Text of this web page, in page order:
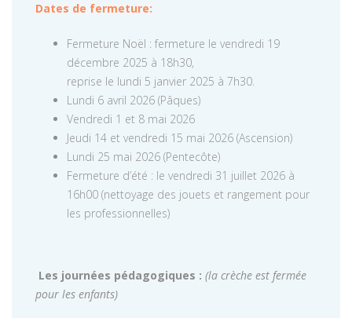
Dates de fermeture:
Fermeture Noël : fermeture le vendredi 19
décembre 2025 à 18h30,
reprise le lundi 5 janvier 2025 à 7h30.
Lundi 6 avril 2026 (Pâques)
Vendredi 1 et 8 mai 2026
Jeudi 14 et vendredi 15 mai 2026 (Ascension)
Lundi 25 mai 2026 (Pentecôte)
Fermeture d’été : le vendredi 31 juillet 2026 à
16h00 (nettoyage des jouets et rangement pour
les professionnelles)
Les journées pédagogiques : (la crèche est fermée
pour les enfants)